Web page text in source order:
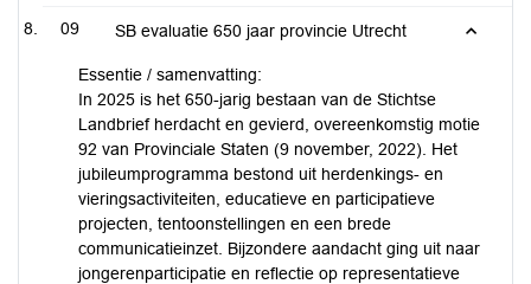
09 SB evaluatie 650 jaar provincie Utrecht
Essentie / samenvatting:
In 2025 is het 650-jarig bestaan van de Stichtse
Landbrief herdacht en gevierd, overeenkomstig motie
92 van Provinciale Staten (9 november, 2022). Het
jubileumprogramma bestond uit herdenkings- en
vieringsactiviteiten, educatieve en participatieve
projecten, tentoonstellingen en een brede
communicatieinzet. Bijzondere aandacht ging uit naar
jongerenparticipatie en reflectie op representatieve